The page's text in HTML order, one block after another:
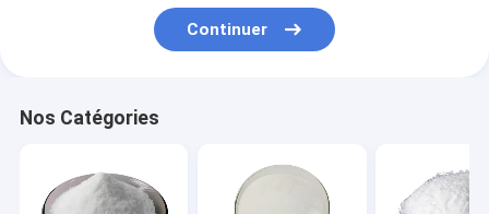
Continuer
Nos Catégories